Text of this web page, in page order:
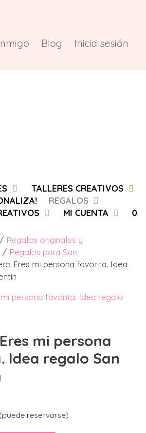
Blog Inicia sesión
TALLERES CREATIVOS
REGALOS
MI CUENTA 0
/ Regalos originales y
/ Regalos para San
Eres mi persona favorita. Idea
mi persona
regalo San
reservarse)